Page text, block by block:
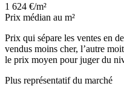
1 624 €/m²
Prix médian au m²
Prix qui sépare les ventes en
vendus moins cher, l’autre
le prix moyen pour juger du
Plus représentatif du marché